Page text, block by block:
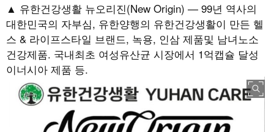
▲ 유한건강생활 뉴오리진(New Origin) — 99년 역사의
대한민국의 자부심, 유한양행의 유한건강생활이 만든 헬
스 & 라이프스타일 브랜드, 녹용, 인삼 제품및 남녀노소
건강제품. 국내최초 여성유산균 시장에서 1억캡슐 달성
이너시아 제품 등.